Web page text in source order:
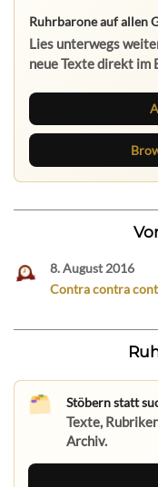
Ruhrbarone auf allen
Lies unterwegs
neue Texte direkt im
8. August 2016
Contra contra
Stöbern statt
Texte,
Archiv.